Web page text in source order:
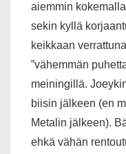
aiemmin
sekin kyllä
keikkaan
”vähemmän
meiningillä.
biisin jälkeen (en
Metalin jälkeen).
ehkä vähän